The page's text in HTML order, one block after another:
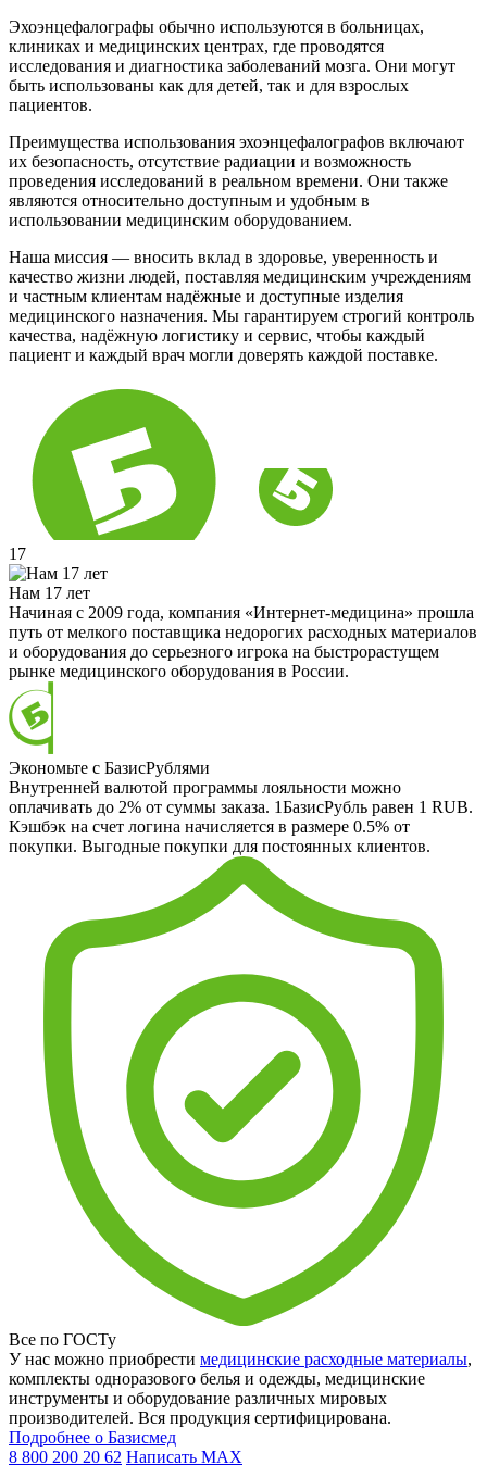
Эхоэнцефалографы обычно используются в больницах,
клиниках и медицинских центрах, где проводятся
исследования и диагностика заболеваний мозга. Они могут
быть использованы как для детей, так и для взрослых
пациентов.
Преимущества использования эхоэнцефалографов включают
их безопасность, отсутствие радиации и возможность
проведения исследований в реальном времени. Они также
являются относительно доступным и удобным в
использовании медицинским оборудованием.
Наша миссия — вносить вклад в здоровье, уверенность и
качество жизни людей, поставляя медицинским учреждениям
и частным клиентам надёжные и доступные изделия
медицинского назначения. Мы гарантируем строгий контроль
качества, надёжную логистику и сервис, чтобы каждый
пациент и каждый врач могли доверять каждой поставке.
17
Нам 17 лет
Начиная с 2009 года, компания «Интернет-медицина» прошла
путь от мелкого поставщика недорогих расходных материалов
и оборудования до серьезного игрока на быстрорастущем
рынке медицинского оборудования в России.
Экономьте с БазисРублями
Внутренней валютой программы лояльности можно
оплачивать до 2% от суммы заказа. 1БазисРубль равен 1 RUB.
Кэшбэк на счет логина начисляется в размере 0.5% от
покупки. Выгодные покупки для постоянных клиентов.
Все по ГОСТу
У нас можно приобрести медицинские расходные материалы,
комплекты одноразового белья и одежды, медицинские
инструменты и оборудование различных мировых
производителей. Вся продукция сертифицирована.
Подробнее о Базисмед
8 800 200 20 62 Написать MAX